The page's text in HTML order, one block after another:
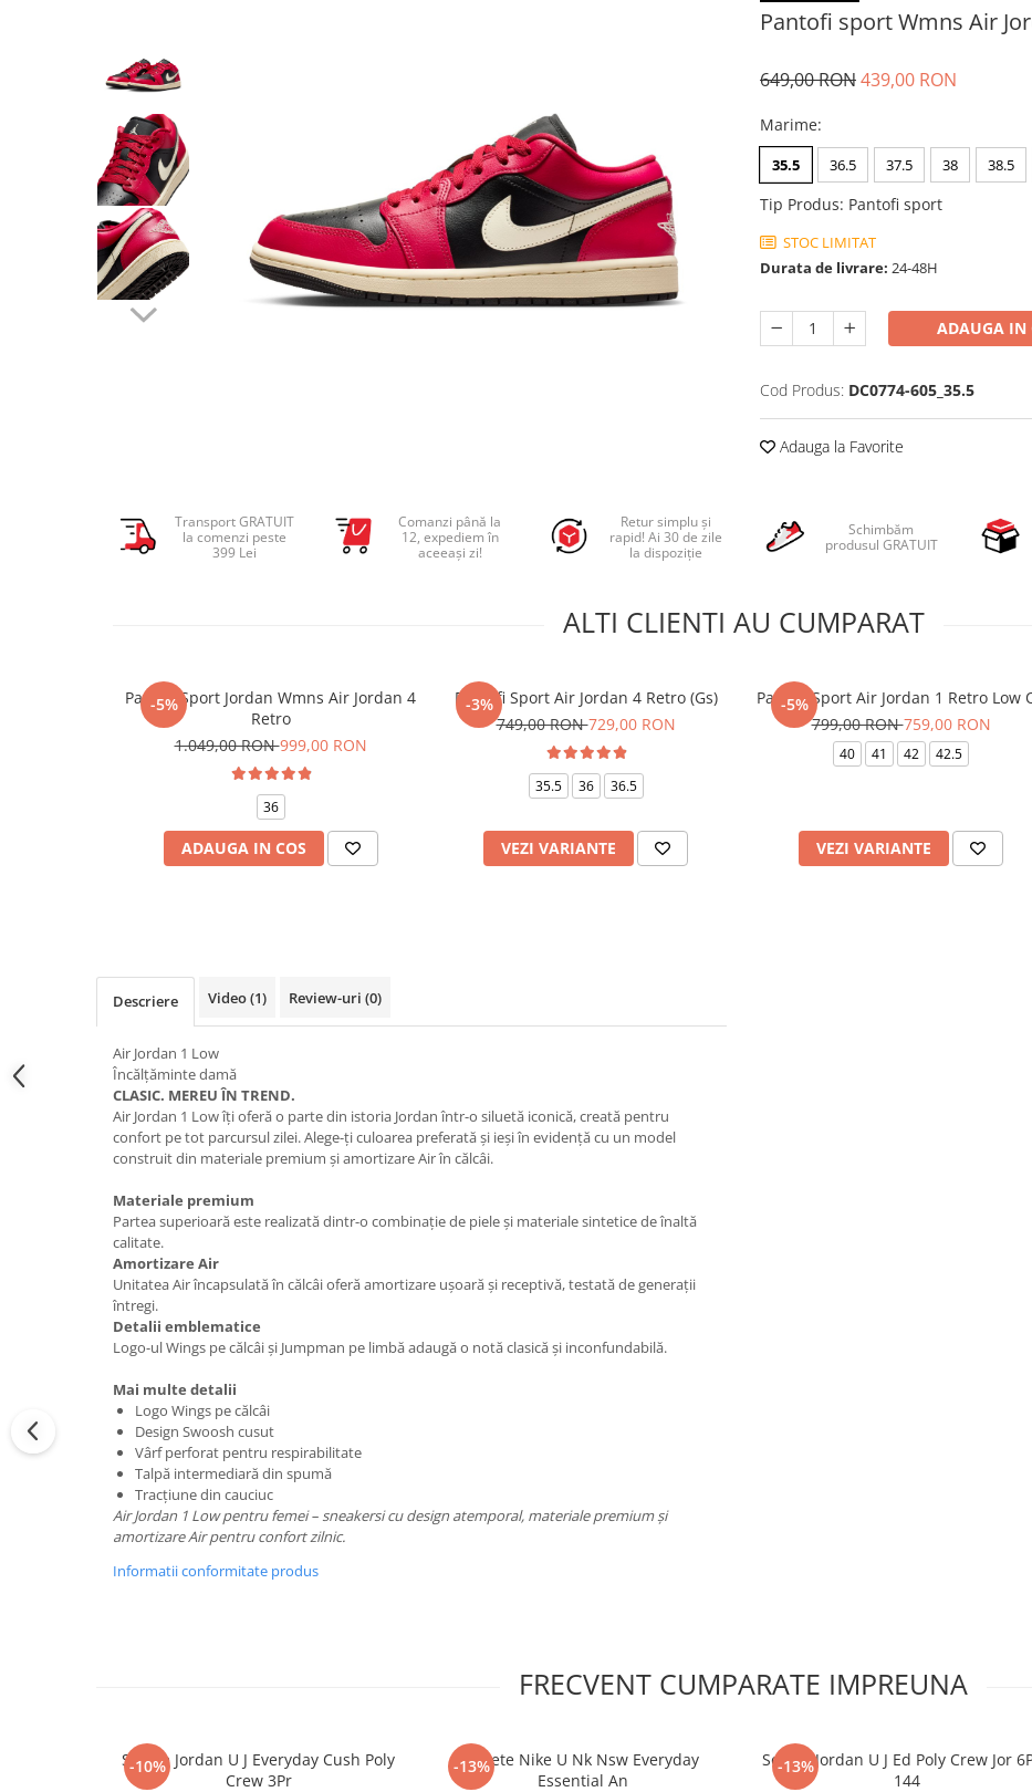
Geci si veste copii
Pantaloni scurti Copii
Ingrijire incaltaminte
Pantofi sport Wmns Air
649,00 RON439,00 RON
Marime:
35.5 36.5 37.5 38 38.5
Tip Produs: Pantofi sport
STOC LIMITAT
Durata de livrare: 24-48H
ADAUGA IN
Cod Produs: DC0774-605_35.5
Adauga la Favorite
Transport GRATUIT
la comenzi peste
399 Lei
Comanzi până la
12, expediem în
aceeași zi!
Retur simplu și
rapid! Ai 30 de zile
la dispoziție
Schimbăm
produsul GRATUIT
ALTI CLIENTI AU CUMPARAT
-5%
Pantofi Sport Jordan Wmns Air Jordan 4
Retro
1.049,00 RON999,00 RON
36
ADAUGA IN COS
-3%
Pantofi Sport Air Jordan 4 Retro (Gs)
749,00 RON729,00 RON
35.5 36 36.5
VEZI VARIANTE
-5%
Pantofi Sport Air Jordan 1 Retro Low
799,00 RON759,00 RON
40 41 42 42.5
VEZI VARIANTE
Descriere Video(1) Review-uri (0)
Air Jordan 1 Low
Încălțăminte damă
CLASIC. MEREU ÎN TREND.
Air Jordan 1 Low îți oferă o parte din istoria Jordan într-o siluetă iconică, creată pentru
confort pe tot parcursul zilei. Alege-ți culoarea preferată și ieși în evidență cu un model
construit din materiale premium și amortizare Air în călcâi.
Materiale premium
Partea superioară este realizată dintr-o combinație de piele și materiale sintetice de înaltă
calitate.
Amortizare Air
Unitatea Air încapsulată în călcâi oferă amortizare ușoară și receptivă, testată de generații
întregi.
Detalii emblematice
Logo-ul Wings pe călcâi și Jumpman pe limbă adaugă o notă clasică și inconfundabilă.
Mai multe detalii
Logo Wings pe călcâi
Design Swoosh cusut
Vârf perforat pentru respirabilitate
Talpă intermediară din spumă
Tracțiune din cauciuc
Air Jordan 1 Low pentru femei – sneakersi cu design atemporal, materiale premium și
amortizare Air pentru confort zilnic.
Informatii conformitate produs
FRECVENT CUMPARATE IMPREUNA
-10%
Sosete Jordan U J Everyday Cush Poly
Crew 3Pr
-13%
Sosete Nike U Nk Nsw Everyday
Essential An
-13%
Sosete Jordan U J Ed Poly Crew Jor
144